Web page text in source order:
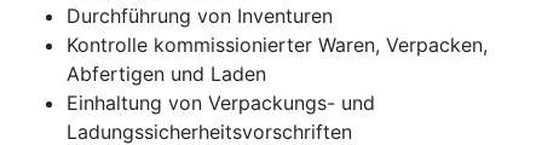
Durchführung von Inventuren
Kontrolle kommissionierter Waren, Verpacken,
Abfertigen und Laden
Einhaltung von Verpackungs- und
Ladungssicherheitsvorschriften